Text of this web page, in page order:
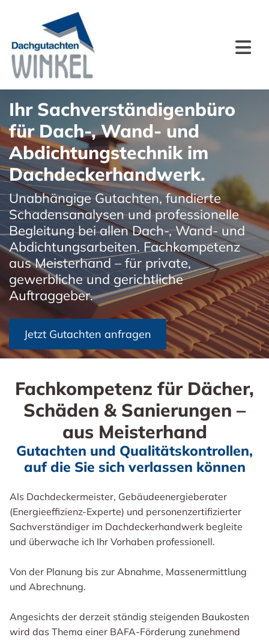
Ihr Sachverständigenbüro
für Dach-, Wand- und
Abdichtungstechnik im
Dachdeckerhandwerk.
Unabhängige Gutachten, fundierte
Schadensanalysen und professionelle
Begleitung bei allen Dach-, Wand- und
Abdichtungsarbeiten. Fachkompetenz
aus Meisterhand – für private,
gewerbliche und gerichtliche
Auftraggeber.
Jetzt Gutachten anfragen
Fachkompetenz für Dächer,
Schäden & Sanierungen –
aus Meisterhand
Gutachten und Qualitätskontrollen,
auf die Sie sich verlassen können
Als Dachdeckermeister, Gebäudeenergieberater
(Energieeffizienz-Experte) und personenzertifizierter
Sachverständiger im Dachdeckerhandwerk begleite
und überwache ich Ihr Vorhaben professionell.
Von der Planung bis zur Abnahme, Massenermittlung
und Abrechnung.
Angesichts der derzeit ständig steigenden Baukosten
wird das Thema einer BAFA-Förderung zunehmend